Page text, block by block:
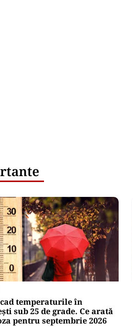
temperaturile în
sub 25 de grade. Ce arată
pentru septembrie 2026